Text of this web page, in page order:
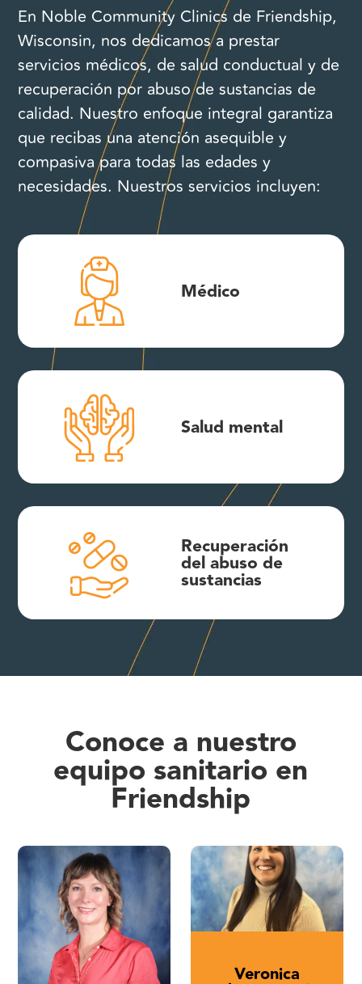
En Noble Community Clinics de Friendship,
Wisconsin, nos dedicamos a prestar
servicios médicos, de salud conductual y de
recuperación por abuso de sustancias de
calidad. Nuestro enfoque integral garantiza
que recibas una atención asequible y
compasiva para todas las edades y
necesidades. Nuestros servicios incluyen:
Médico
Salud mental
Recuperación
del abuso de
sustancias
Conoce a nuestro
equipo sanitario en
Friendship
Veronica